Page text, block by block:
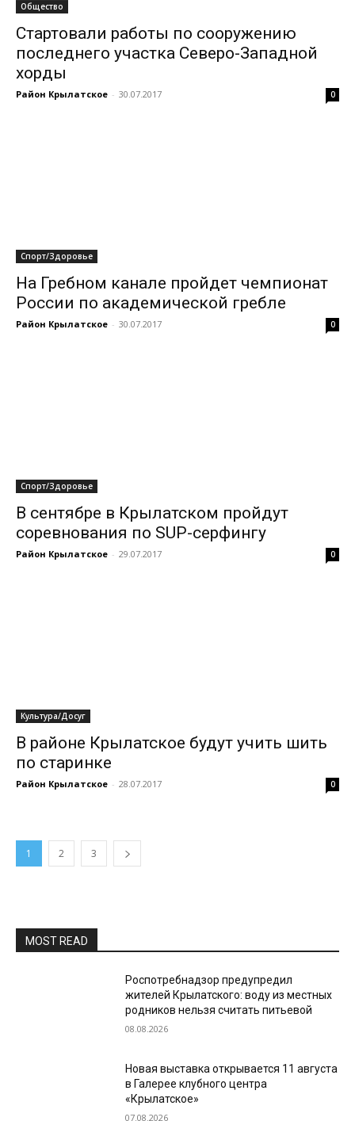
Общество
Стартовали работы по сооружению
последнего участка Северо-Западной
хорды
Район Крылатское - 30.07.2017 0
Спорт/Здоровье
На Гребном канале пройдет чемпионат
России по академической гребле
Район Крылатское - 30.07.2017 0
Спорт/Здоровье
В сентябре в Крылатском пройдут
соревнования по SUP-серфингу
Район Крылатское - 29.07.2017 0
Культура/Досуг
В районе Крылатское будут учить шить
по старинке
Район Крылатское - 28.07.2017 0
1 2 3
MOST READ
Роспотребнадзор предупредил
жителей Крылатского: воду из местных
родников нельзя считать питьевой
08.08.2026
Новая выставка открывается 11 августа
в Галерее клубного центра
«Крылатское»
07.08.2026